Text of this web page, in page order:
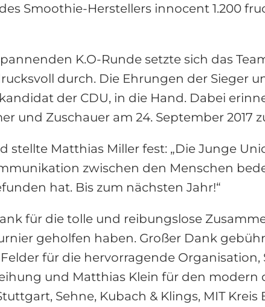
Smoothie-Herstellers innocent 1.200
K.O-Runde setzte sich das
durch. Die Ehrungen der Sieger
der CDU, in die Hand. Dabei
und Zuschauer am 24. September 2017
stellte Matthias Miller fest: „Die Junge
zwischen den Menschen
hat. Bis zum nächsten Jahr!“
für die tolle und reibungslose
geholfen haben. Großer Dank
für die hervorragende
und Matthias Klein für den
Sehne, Kubach & Klings, MIT